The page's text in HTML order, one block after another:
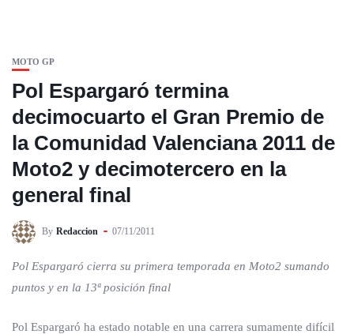
MOTO GP
Pol Espargaró termina
decimocuarto el Gran Premio de
la Comunidad Valenciana 2011 de
Moto2 y decimotercero en la
general final
By Redaccion 07/11/2011
Pol Espargaró cierra su primera temporada en Moto2 sumando
puntos y en la 13ª posición final
Pol Espargaró ha estado notable en una carrera sumamente difícil